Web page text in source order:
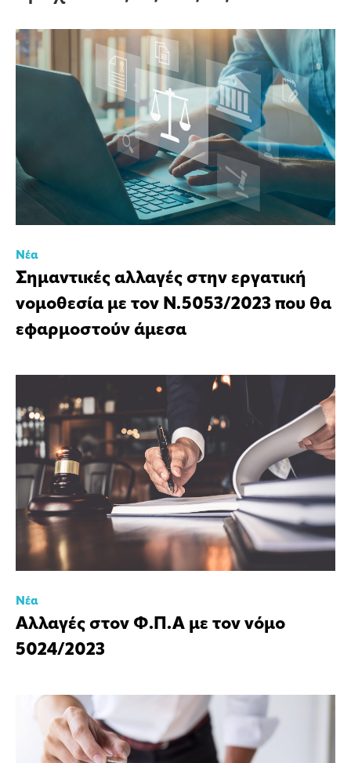
Νέα
Σημαντικές αλλαγές στην εργατική
νομοθεσία με τον Ν.5053/2023 που θα
εφαρμοστούν άμεσα
Νέα
Αλλαγές στον Φ.Π.Α με τον νόμο
5024/2023